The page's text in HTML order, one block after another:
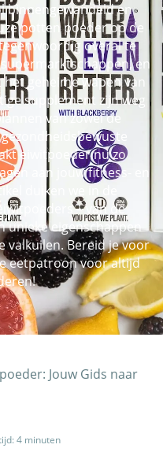
binnengewandeld en
potten poeder op de
overal te
en
geheime wapen van
supplement zijn weg
van zowel de
eiwitpoeder nu zo
aan jouw fitness- en
duiken we in de
– van de
unieke eigenschappen
Bereid je voor
eetpatroon voor altijd
Jouw Gids naar
4 minuten